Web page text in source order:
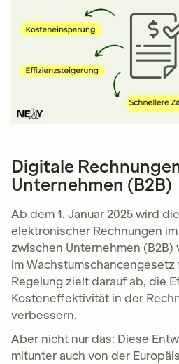
Digitale
Unternehmen (B2B)
Ab dem 1. Januar 2025 wird
elektronischer Rechnungen
zwischen Unternehmen
im
Regelung zielt darauf ab, die
Kosteneffektivität in der
verbessern.
Aber nicht nur das: Diese
mitunter auch von der